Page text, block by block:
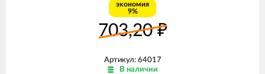
экономия
9%
703,20₽
Артикул: 64017
В наличии